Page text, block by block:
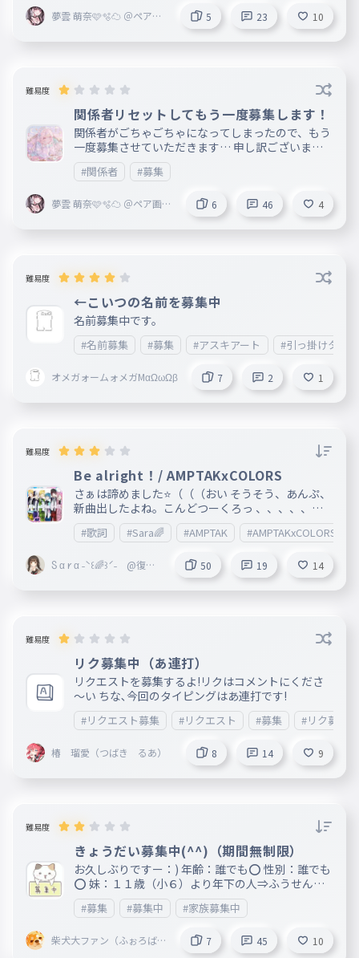
ます！あと、名前はくるみじゃないものがいいなと
思っております！（別にくるみでもおｋです）まぁ
名前を変えるということで！
夢雲 萌奈🩷🫧☁️ ＠ペア画
5 23 10
難易度
関係者リセットしてもう一度募集します！
関係者がごちゃごちゃになってしまったので、もう
一度募集させていただきます… 申し訳ございませ
ん〜m(_ _)m 父︰ 母︰ 兄︰叶 姉︰黒白、marin 双
子︰tomo（〆切） 弟︰しも 妹︰純恋 いとこ：楠
︰sina、meimei、かんぴー（〆切） 同級生： 彼氏
： メイド：なすびちゃん（〆切） 先輩︰Rea 後輩
︰ ライバル仲間：Rea（〆切） ペット： 先生： 恩
#関係者 #募集
夢雲 萌奈🩷🫧☁️ ＠ペア画中
6 46 4
難易度
←こいつの名前を募集中
名前募集中です。
#名前募集 #募集 #アスキアート #引っ掛けタイ
オメガォームォメガMαΩωΩβ 7 2 1
難易度
Be alright！/ AMPTAKxCOLORS
さぁは諦めました⭐️（（（おい そうそう、あんぷ、
新曲出したよね。こんどつーくろっ 、、、、、、
、、、、話すことないわ。はい。 Be alright！です
っ☆
#歌詞 #Sara🌈 #AMPTAK #AMPTAKxCOLORS
Ⴝ α 𐑾 α ˗ˋ꒰🌈꒱ˊ˗ @復活
50 19 14
難易度
リク募集中（あ連打）
リクエストを募集するよ!リクはコメントにくださ
〜い ちな､今回のタイピングはあ連打です!
#リクエスト募集 #リクエスト #募集 #リク募集
椿 瑠愛（つばき るあ） 8 14 9
難易度
きょうだい募集中(^^)（期間無制限）
お久しぶりですー：) 年齢：誰でも⭕️ 性別：誰でも
⭕️ 妹：１１歳（小６）より年下の人⇒ふうせん、
おかちぃたまご、canon【まだ募集中！】 姉：
１１歳(小６）より年上の人⇒苺乃 樹里【まだ募
みだいふく、ハムスター【まだ募集中！】 兄：１
#募集 #募集中 #家族募集中
柴犬大ファン（ふぉろば）
7 45 10